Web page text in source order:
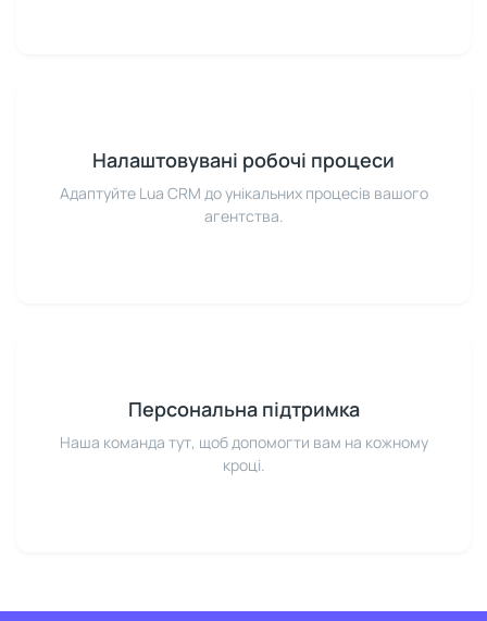
Налаштовувані робочі процеси
Адаптуйте Lua CRM до унікальних процесів вашого
агентства.
Персональна підтримка
Наша команда тут, щоб допомогти вам на кожному
кроці.